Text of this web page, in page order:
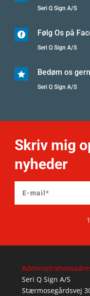
Seri Q Sign A/S
 Følg Os på
Seri Q Sign A/S
 Bedøm os
Seri Q Sign A/S
Skriv mig
nyheder
Seri Q Sign A/S
Stærmosegårdsvej